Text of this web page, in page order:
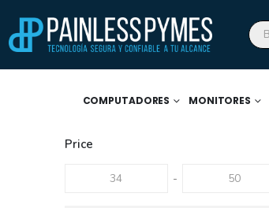
COMPUTADORES MONITORES
Price
-